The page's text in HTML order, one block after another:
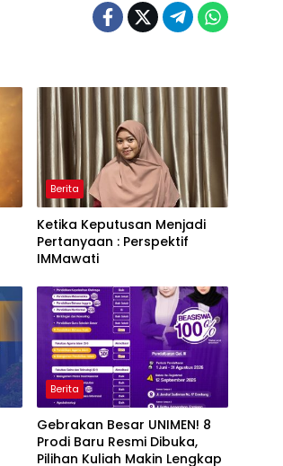
Berita
Ketika Keputusan Menjadi
Pertanyaan : Perspektif
IMMawati
Berita
Gebrakan Besar UNIMEN! 8
Prodi Baru Resmi Dibuka,
Pilihan Kuliah Makin Lengkap